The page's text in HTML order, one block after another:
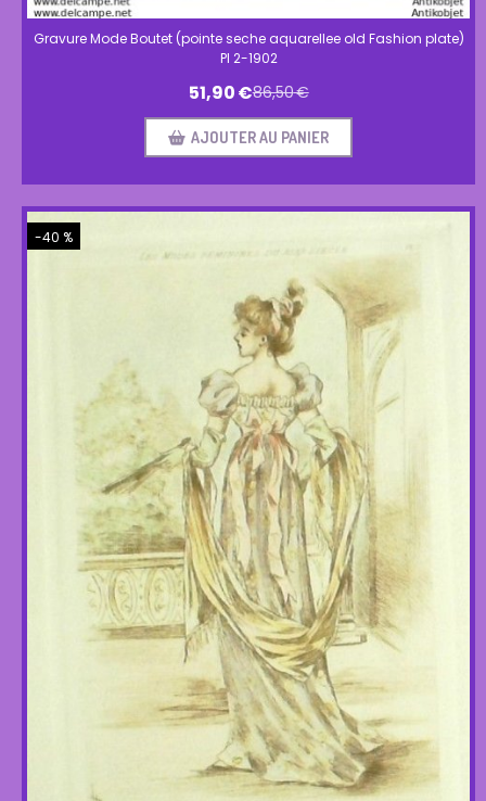
Gravure Mode Boutet (pointe seche aquarellee old Fashion plate)
Pl 2-1902
51,90€86,50€
AJOUTER AU PANIER
-40 %